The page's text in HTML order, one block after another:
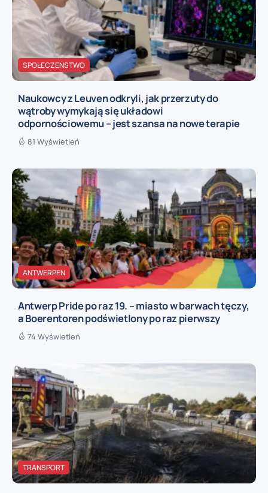
SPOŁECZEŃSTWO
Naukowcy z Leuven odkryli, jak przerzuty do
wątroby wymykają się układowi
odpornościowemu – jest szansa na nowe terapie
81 Wyświetleń
ANTWERPEN
Antwerp Pride po raz 19. – miasto w barwach tęczy,
a Boerentoren podświetlony po raz pierwszy
74 Wyświetleń
TRANSPORT